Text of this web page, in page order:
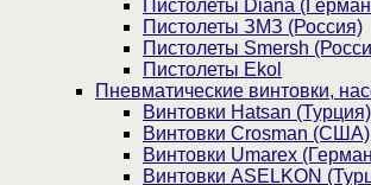
Пистолеты Diana
Пистолеты ЗМЗ (Россия)
Пистолеты Smersh
Пистолеты Ekol
Пневматические винтовки,
Винтовки Hatsan (Турция)
Винтовки Crosman (США)
Винтовки Umarex
Винтовки ASELKON